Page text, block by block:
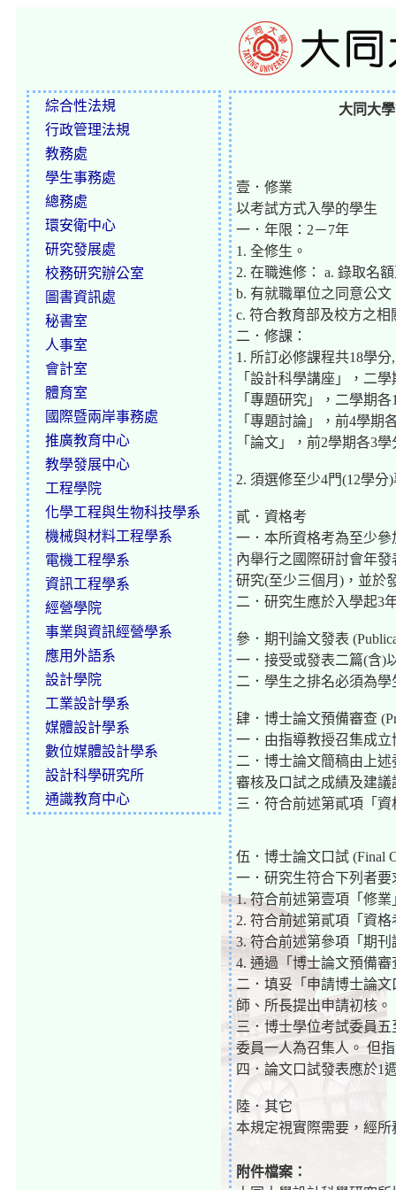
綜合性法規
行政管理法規
教務處
學生事務處
總務處
環安衛中心
研究發展處
校務研究辦公室
圖書資訊處
秘書室
人事室
會計室
體育室
國際暨兩岸事務處
推廣教育中心
教學發展中心
工程學院
化學工程與生物科技學系
機械與材料工程學系
電機工程學系
資訊工程學系
經營學院
事業與資訊經營學系
應用外語系
設計學院
工業設計學系
媒體設計學系
數位媒體設計學系
設計科學研究所
通識教育中心
大同大
壹．修業
以考試方式入學的學生
一．年限：2－7年
1. 全修生。
2. 在職進修： a. 錄取名
b. 有就職單位之同意公文
c. 符合教育部及校方之相
二．修課：
1. 所訂必修課程共18學分
「設計科學講座」，二
「專題研究」，二學期
「專題討論」，前4學期
「論文」，前2學期各3
2. 須選修至少4門(12學
貳．資格考
一．本所資格考為至少
內舉行之國際研討會年
研究(至少三個月)，並於
二．研究生應於入學起3
參．期刊論文發表
一．接受或發表二篇(含)
二．學生之排名必須為
肆．博士論文預備審查
一．由指導教授召集成
二．博士論文簡稿由上
審核及口試之成績及建
三．符合前述第貳項「
伍．博士論文口試 (Final
一．研究生符合下列者
1. 符合前述第壹項「修業
2. 符合前述第貳項「資
3. 符合前述第參項「期
4. 通過「博士論文預備
二．填妥「申請博士論
師、所長提出申請初核。
三．博士學位考試委員
委員一人為召集人。 但
四．論文口試發表應於1
陸．其它
本規定視實際需要，經
附件檔案：